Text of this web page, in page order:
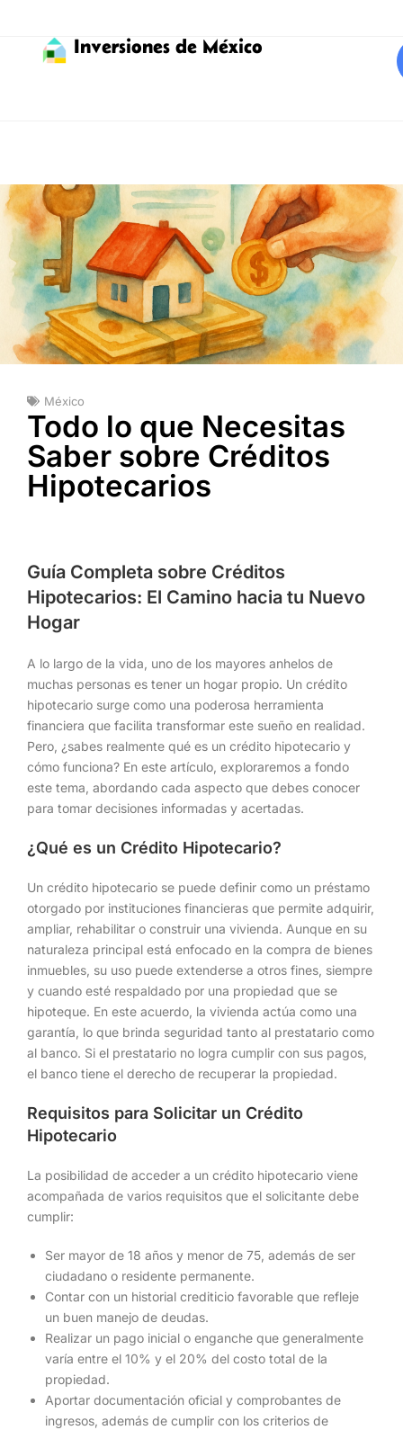
Inversiones de México
México
Todo lo que Necesitas
Saber sobre Créditos
Hipotecarios
Guía Completa sobre Créditos
Hipotecarios: El Camino hacia tu Nuevo
Hogar
A lo largo de la vida, uno de los mayores anhelos de
muchas personas es tener un hogar propio. Un crédito
hipotecario surge como una poderosa herramienta
financiera que facilita transformar este sueño en realidad.
Pero, ¿sabes realmente qué es un crédito hipotecario y
cómo funciona? En este artículo, exploraremos a fondo
este tema, abordando cada aspecto que debes conocer
para tomar decisiones informadas y acertadas.
¿Qué es un Crédito Hipotecario?
Un crédito hipotecario se puede definir como un préstamo
otorgado por instituciones financieras que permite adquirir,
ampliar, rehabilitar o construir una vivienda. Aunque en su
naturaleza principal está enfocado en la compra de bienes
inmuebles, su uso puede extenderse a otros fines, siempre
y cuando esté respaldado por una propiedad que se
hipoteque. En este acuerdo, la vivienda actúa como una
garantía, lo que brinda seguridad tanto al prestatario como
al banco. Si el prestatario no logra cumplir con sus pagos,
el banco tiene el derecho de recuperar la propiedad.
Requisitos para Solicitar un Crédito
Hipotecario
La posibilidad de acceder a un crédito hipotecario viene
acompañada de varios requisitos que el solicitante debe
cumplir:
Ser mayor de 18 años y menor de 75, además de ser
ciudadano o residente permanente.
Contar con un historial crediticio favorable que refleje
un buen manejo de deudas.
Realizar un pago inicial o enganche que generalmente
varía entre el 10% y el 20% del costo total de la
propiedad.
Aportar documentación oficial y comprobantes de
ingresos, además de cumplir con los criterios de